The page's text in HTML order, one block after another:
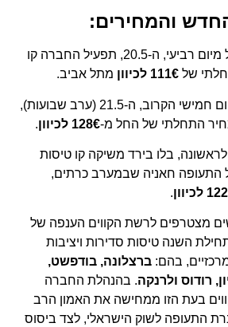
והמחירים:
החל מיום רביעי, ה-20.5, תפעיל החברה קו
של111€ לכיוון מתל אביב.
החל מיום חמישי הקרוב, ה-21.5 (ערב שבועות),
התחלתי של החל מ- 128€ לכיוון .
בלו בירד משיקה קו טיסות
התעופה חאניה שבמערב כרתים,
.
לרשת הקווים הענפה של
השנה טיסות סדירות ויציבות
בהם:ברצלונה, בודפשט,
ולרנקה. בהנהלת החברה
בעת הזו ממחישה את האמון הרב
לשוק הישראלי, לצד ביסוס